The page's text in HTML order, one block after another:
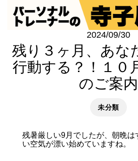
2024/09/30
残り３ヶ月、あな
行動する？！１０
のご案内
未分類
残暑厳しい9月でしたが、朝晩は
い空気が漂い始めていますね。